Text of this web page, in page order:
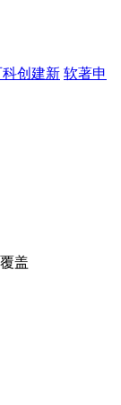
创建新 软著申
盖